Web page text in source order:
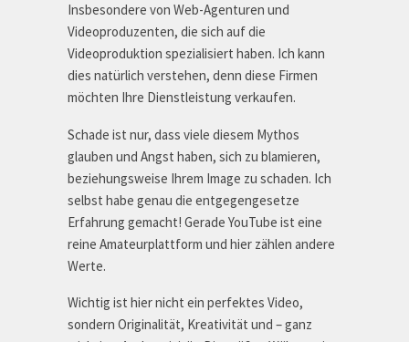
Insbesondere von Web-Agenturen und
Videoproduzenten, die sich auf die
Videoproduktion spezialisiert haben. Ich kann
dies natürlich verstehen, denn diese Firmen
möchten Ihre Dienstleistung verkaufen.
Schade ist nur, dass viele diesem Mythos
glauben und Angst haben, sich zu blamieren,
beziehungsweise Ihrem Image zu schaden. Ich
selbst habe genau die entgegengesetze
Erfahrung gemacht! Gerade YouTube ist eine
reine Amateurplattform und hier zählen andere
Werte.
Wichtig ist hier nicht ein perfektes Video,
sondern Originalität, Kreativität und – ganz